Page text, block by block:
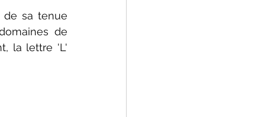
sa tenue
de
la lettre 'L'